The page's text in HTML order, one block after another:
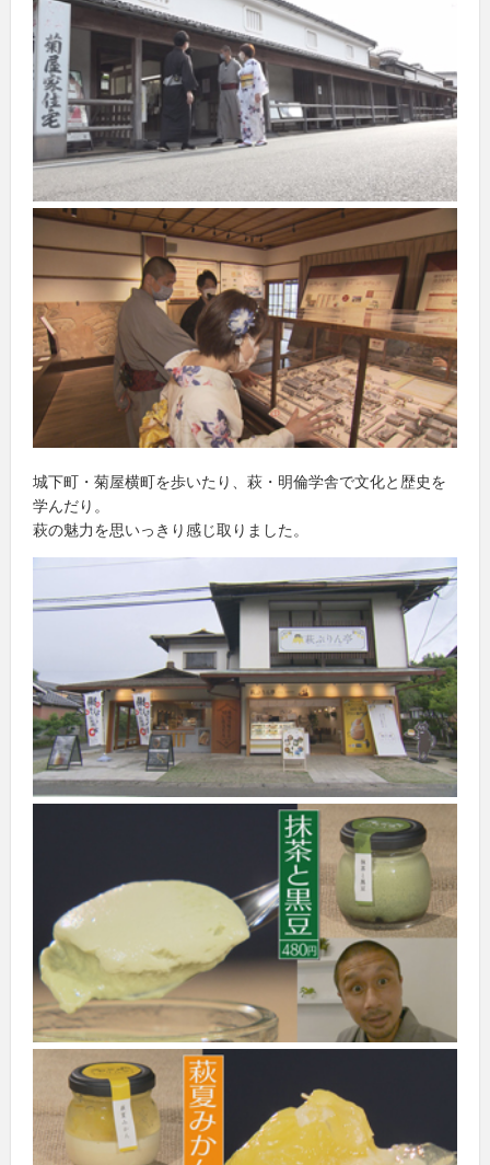
城下町・菊屋横町を歩いたり、萩・明倫学舎で文化と歴史を
学んだり。
萩の魅力を思いっきり感じ取りました。